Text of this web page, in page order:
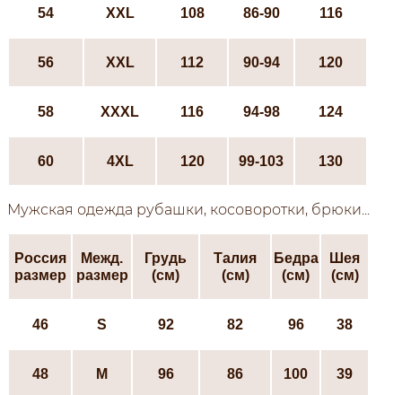
54 XXL 108 86-90 116
56 XXL 112 90-94 120
58 XXXL 116 94-98 124
60 4XL 120 99-103 130
Мужская одежда рубашки, косоворотки, брюки...
Россия
размер
Межд.
размер
Грудь
(см)
Талия
(см)
Бедра
(см)
Шея
(см)
46 S 92 82 96 38
48 М 96 86 100 39